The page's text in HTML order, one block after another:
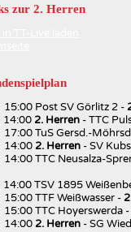
zur 2. Herren
Post SV Görlitz 2 -
14:00 2. Herren - TTC
TuS Gersd.-
14:00 2. Herren - SV
TTC Neusalza-
TSV 1895
TTF Weißwasser -
TTC Hoyerswerda -
14:00 2. Herren - SG